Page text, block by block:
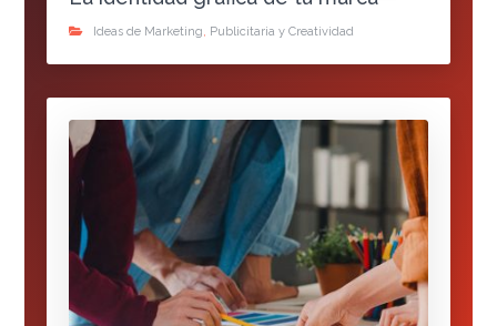
Ideas de Marketing, Publicitaria y Creatividad